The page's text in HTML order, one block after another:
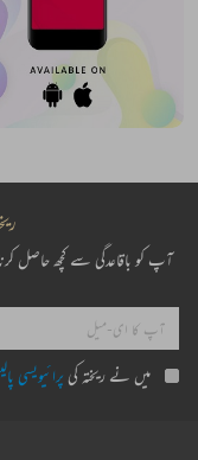
آپ کو باقاعدگی سے کچھ حاصل
میں نے ریختہ کی پرائیویسی